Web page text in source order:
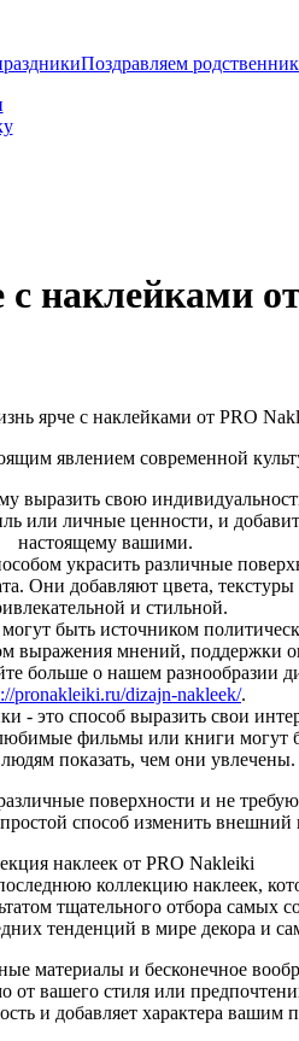
Поздравляем
с наклейками
явлением современной
выразить свою
или личные ценности, и
настоящему вашими.
украсить различные
Они добавляют цвета, текстуры
и стильной.
быть источником
выражения мнений, поддержки
больше о нашем разнообразии
pronakleiki.ru/dizajn-nakleek/.
- это способ выразить свои
фильмы или книги могут
людям показать, чем они увлечены.
поверхности и не
способ изменить
наклеек от PRO Nakleiki
коллекцию наклеек,
тщательного отбора самых
тенденций в мире декора и
материалы и бесконечное
вашего стиля или
и добавляет характера вашим